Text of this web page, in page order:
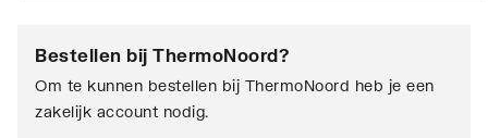
Bestellen bij ThermoNoord?
Om te kunnen bestellen bij ThermoNoord heb je een
zakelijk account nodig.